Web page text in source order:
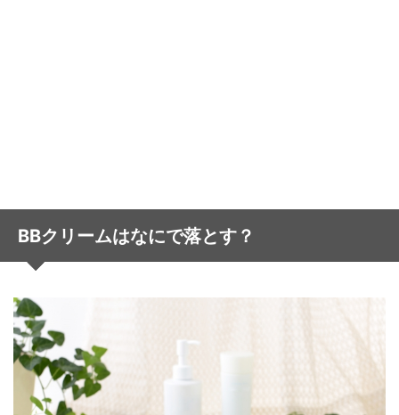
BBクリームはなにで落とす？